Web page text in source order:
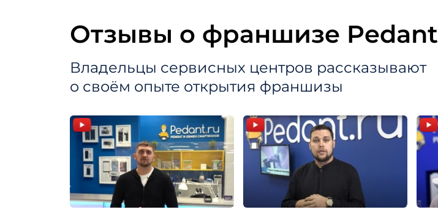
Отзывы о франшизе Pedant
Владельцы сервисных центров рассказывают
о своём опыте открытия франшизы